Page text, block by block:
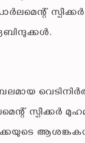
സ്പീക്കർ
ആശങ്കകൾ